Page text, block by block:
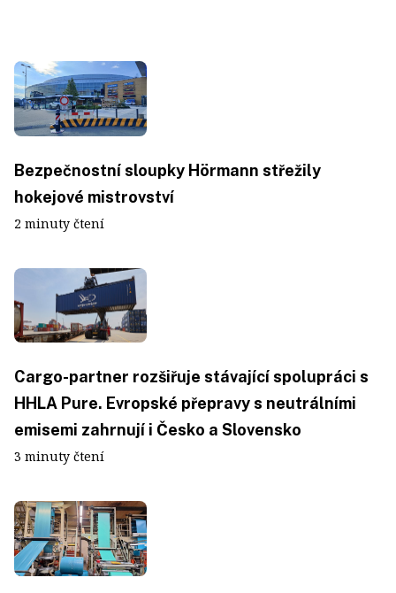
Bezpečnostní sloupky Hörmann střežily
hokejové mistrovství
2 minuty čtení
Cargo-partner rozšiřuje stávající spolupráci s
HHLA Pure. Evropské přepravy s neutrálními
emisemi zahrnují i Česko a Slovensko
3 minuty čtení